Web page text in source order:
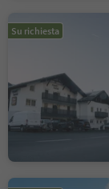
Su richiesta